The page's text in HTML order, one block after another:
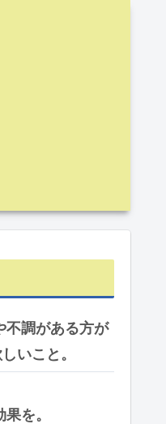
調がある方が
いこと。
を。